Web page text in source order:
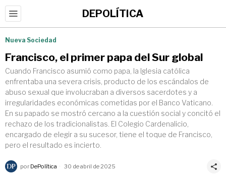
DEPOLÍTICA
Nueva Sociedad
Francisco, el primer papa del Sur global
Cuando Francisco asumió como papa, la Iglesia católica
enfrentaba una severa crisis, producto de los escándalos de
abuso sexual que involucraban a diversos sacerdotes y a
irregularidades económicas cometidas por el Banco Vaticano.
En su papado se mostró cercano a la cuestión social y concitó el
rechazo de los tradicionalistas. El Colegio Cardenalicio,
encargado de elegir a su sucesor, tiene el toque de Francisco,
pero el resultado es incierto.
por DePolítica 30 de abril de 2025